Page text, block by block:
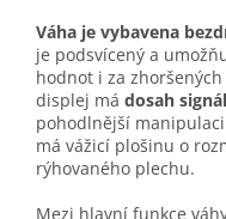
Váha je vybavena
je podsvícený a
hodnot i za
displej má dosah
pohodlnější
má vážicí plošinu o
rýhovaného plechu.
Mezi hlavní funkce